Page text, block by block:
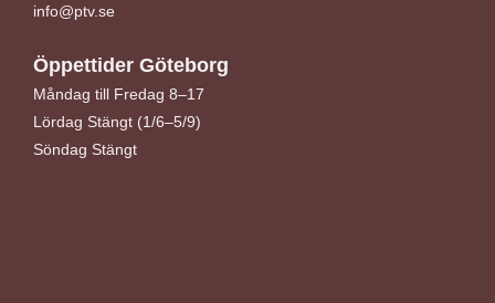
info@ptv.se
Öppettider Göteborg
Måndag till Fredag 8–17
Lördag Stängt (1/6–5/9)
Söndag Stängt